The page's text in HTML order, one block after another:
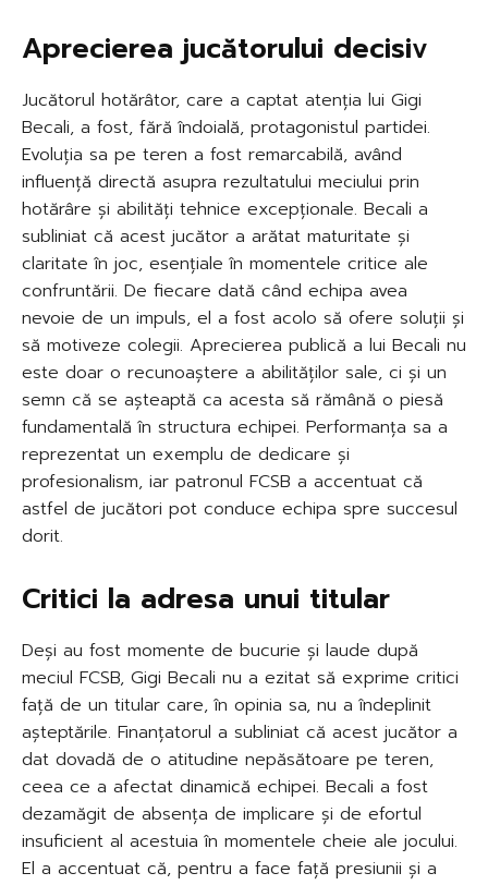
Aprecierea jucătorului decisiv
Jucătorul hotărâtor, care a captat atenția lui Gigi
Becali, a fost, fără îndoială, protagonistul partidei.
Evoluția sa pe teren a fost remarcabilă, având
influență directă asupra rezultatului meciului prin
hotărâre și abilități tehnice excepționale. Becali a
subliniat că acest jucător a arătat maturitate și
claritate în joc, esențiale în momentele critice ale
confruntării. De fiecare dată când echipa avea
nevoie de un impuls, el a fost acolo să ofere soluții și
să motiveze colegii. Aprecierea publică a lui Becali nu
este doar o recunoaștere a abilităților sale, ci și un
semn că se așteaptă ca acesta să rămână o piesă
fundamentală în structura echipei. Performanța sa a
reprezentat un exemplu de dedicare și
profesionalism, iar patronul FCSB a accentuat că
astfel de jucători pot conduce echipa spre succesul
dorit.
Critici la adresa unui titular
Deși au fost momente de bucurie și laude după
meciul FCSB, Gigi Becali nu a ezitat să exprime critici
față de un titular care, în opinia sa, nu a îndeplinit
așteptările. Finanțatorul a subliniat că acest jucător a
dat dovadă de o atitudine nepăsătoare pe teren,
ceea ce a afectat dinamică echipei. Becali a fost
dezamăgit de absența de implicare și de efortul
insuficient al acestuia în momentele cheie ale jocului.
El a accentuat că, pentru a face față presiunii și a